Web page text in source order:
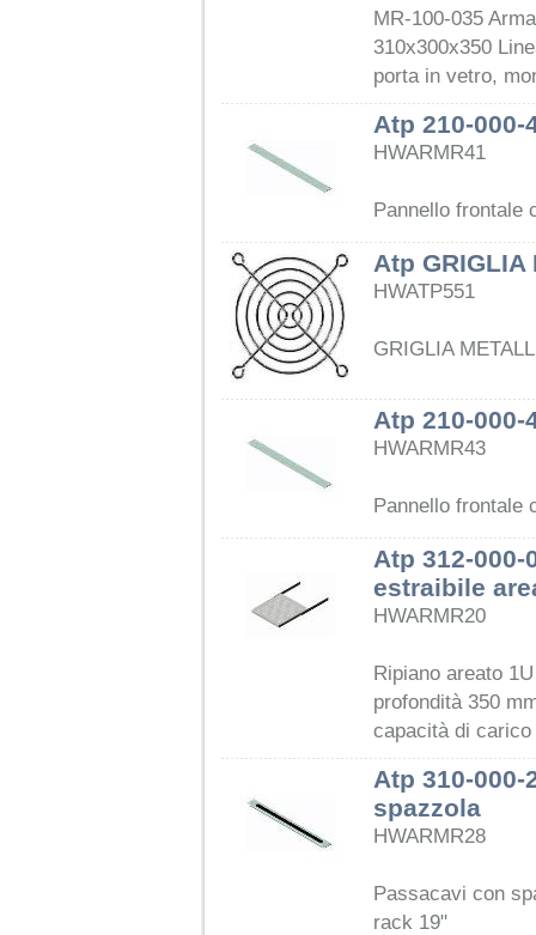
MR-100-035
310x300x350
porta in vetro,
Atp 210-
HWARMR41
Pannello frontale
Atp GRIGLIA
HWATP551
GRIGLIA
Atp 210-
HWARMR43
Pannello frontale
Atp 312-000-
estraibile
HWARMR20
Ripiano areato
profondità 350
capacità di carico
Atp 310-
spazzola
HWARMR28
Passacavi con
rack 19"